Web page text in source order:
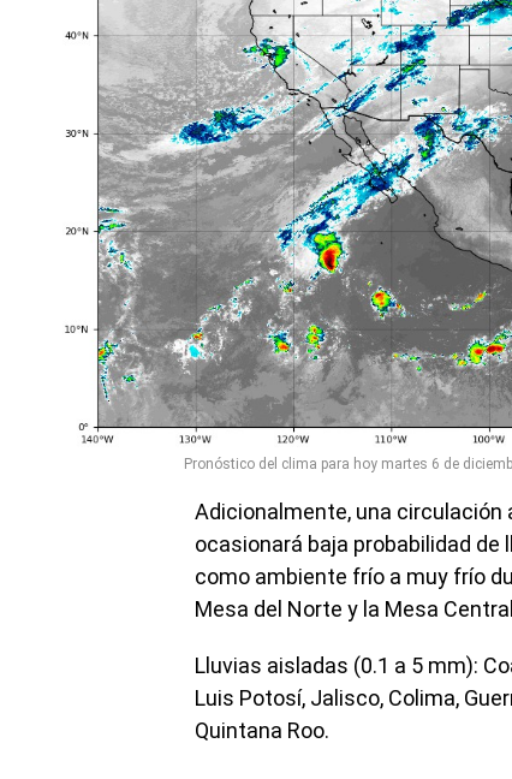
Pronóstico del clima para hoy martes 6 de
Adicionalmente, una
ocasionará baja probabilidad
como ambiente frío a muy frío
Mesa del Norte y la Mesa
Lluvias aisladas (0.1 a 5 mm):
Luis Potosí, Jalisco, Colima,
Quintana Roo.